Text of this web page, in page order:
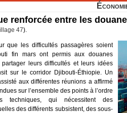
renforcée entre les
47).
que les difficultés passagères soient
fin mars ont permis aux douanes
leurs difficultés et leurs idées
sur le corridor Djibouti-Éthiopie. Un
aux différentes réunions a affirmé
sur l’ensemble des points à l’ordre
qui nécessitent des
des différents subsistent, des sous-